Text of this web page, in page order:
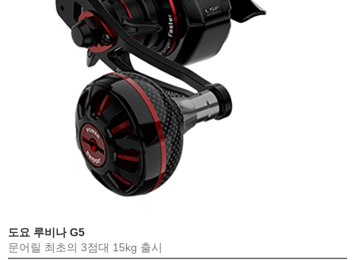
도요 루비나 G5
문어릴 최초의 3점대 15kg 출시